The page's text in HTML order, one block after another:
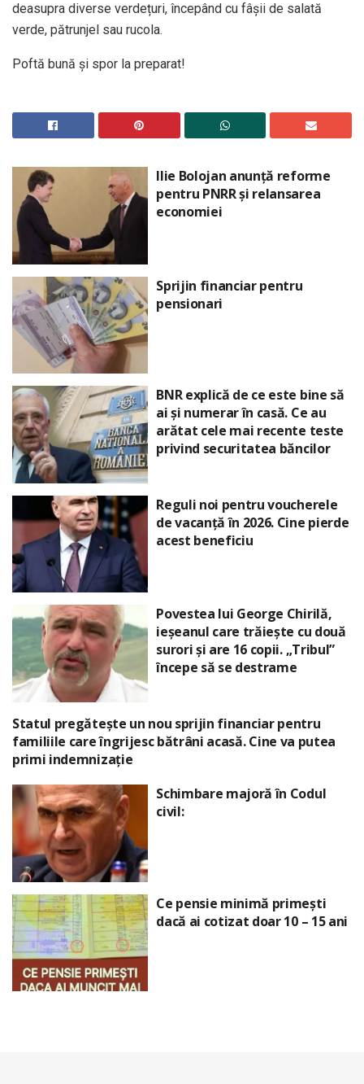
deasupra diverse verdețuri, începând cu fâșii de salată
verde, pătrunjel sau rucola.
Poftă bună și spor la preparat!
Ilie Bolojan anunță reforme
pentru PNRR și relansarea
economiei
Sprijin financiar pentru
pensionari
BNR explică de ce este bine să
ai și numerar în casă. Ce au
arătat cele mai recente teste
privind securitatea băncilor
Reguli noi pentru voucherele
de vacanță în 2026. Cine pierde
acest beneficiu
Povestea lui George Chirilă,
ieșeanul care trăiește cu două
surori și are 16 copii. „Tribul”
începe să se destrame
Statul pregătește un nou sprijin financiar pentru
familiile care îngrijesc bătrâni acasă. Cine va putea
primi indemnizație
Schimbare majoră în Codul
civil:
Ce pensie minimă primești
dacă ai cotizat doar 10 – 15 ani